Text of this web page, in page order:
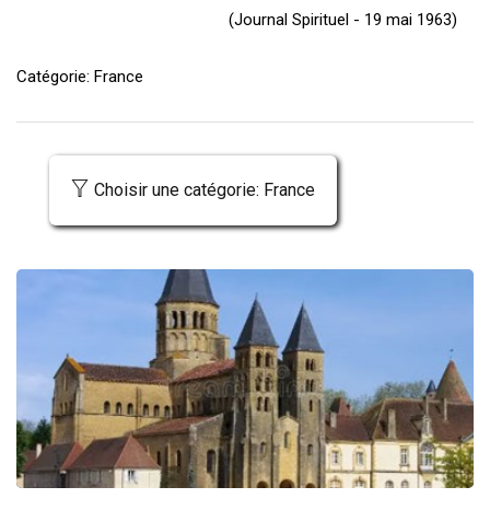
(Journal Spirituel - 19 mai 1963)
Catégorie: France
Choisir une catégorie: France